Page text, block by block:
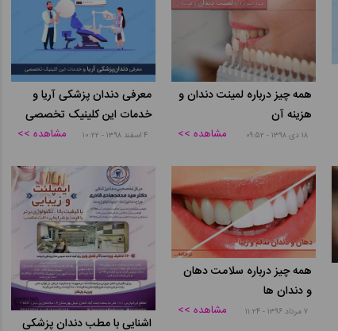
همه چیز درباره لمینت دندان و
هزینه آن
۱۸ دی ۱۳۹۸ - ۰۹:۵۲ مشاهده >>
معرفی دندان پزشکی آریا و
خدمات این کلینیک تخصصی
۴ اسفند ۱۳۹۸ - ۱۰:۲۲ مشاهده >>
همه چیز درباره سلامت دهان
و دندان ها
۷ مرداد ۱۳۹۶ - ۱۱:۲۴ مشاهده >>
اشنایی با مطب دندان پزشکی